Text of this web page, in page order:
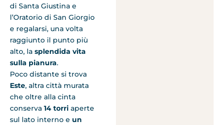
di Santa Giustina e
l’Oratorio di San Giorgio
e regalarsi, una volta
raggiunto il punto più
alto, la splendida vita
sulla pianura.
Poco distante si trova
Este, altra città murata
che oltre alla cinta
conserva 14 torri aperte
sul lato interno e un